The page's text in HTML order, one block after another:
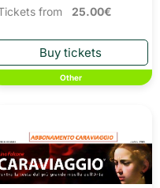
from 25.00€
Other